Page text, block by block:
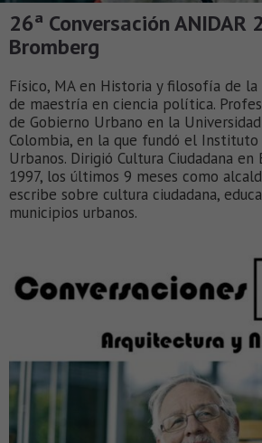
26ª Conversación ANIDAR
Bromberg
Físico, MA en Historia y filosofía de la
de maestría en ciencia política.
de Gobierno Urbano en la
Colombia, en la que fundó el Instituto
Urbanos. Dirigió Cultura Ciudadana
1997, los últimos 9 meses como
escribe sobre cultura ciudadana,
municipios urbanos.